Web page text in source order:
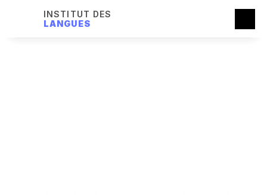
INSTITUT DES
LANGUES